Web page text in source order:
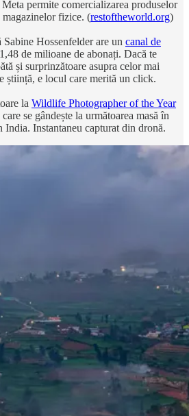
permite comercializarea produselor
fizice. (restoftheworld.org)
Hossenfelder are un canal de
de milioane de abonați. Dacă te
și surprinzătoare asupra celor mai
știință, e locul care merită un click.
la Wildlife Photographer of the Year
se gândește la următoarea masă în
India. Instantaneu capturat din dronă.